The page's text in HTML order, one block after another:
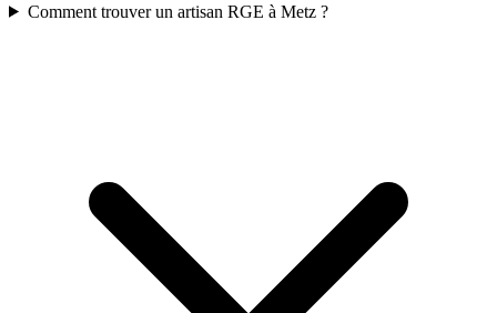
Comment trouver un artisan RGE à Metz ?